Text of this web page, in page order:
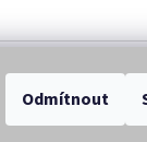
Odmítnout